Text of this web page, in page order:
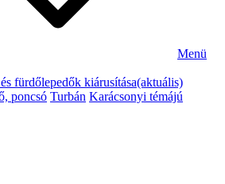
Menü
fürdőlepedők kiárusítása(aktuális)
poncsó Turbán Karácsonyi témájú